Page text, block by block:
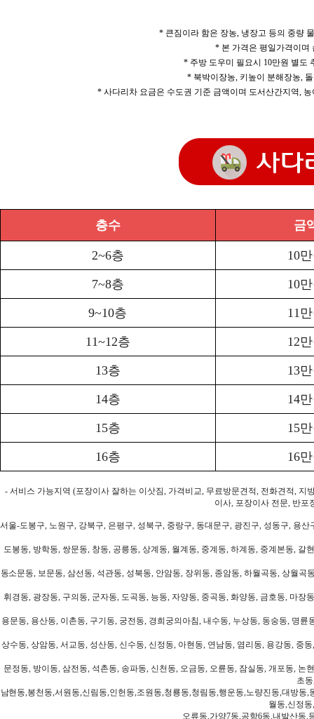
* 큰짐이라 함은 장농, 냉장고 등의 중량
* 본 가격은 평일가격이며
* 주방 도우미 필요시 10만원 별도
* 북박이장농, 키높이 분해장농,
* 사다리차 요금은 수도권 기준 금액이며 도서산간지역,
층수 금
2~6층 10
7~8층 10
9~10층 11
11~12층 12
13층 13
14층 14
15층 15
16층 16
- 서비스 가능지역 (포장이사 잘하는 이삿짐, 가격비교, 무료방문견적, 전화견적,
이사, 포장이사 전문, 반포
서울-도봉구, 노원구, 강북구, 은평구, 성북구, 중랑구, 동대문구, 광진구, 성동구, 용
도봉동, 방학동, 쌍문동, 창동, 공릉동, 상계동, 월계동, 중계동, 하계동, 중계본동,
동소문동, 보문동, 삼선동, 석관동, 성북동, 안암동, 장위동, 종암동, 하월곡동, 상월
휘경동, 광장동, 구의동, 군자동, 도곡동, 능동, 자양동, 중곡동, 화양동, 금호동, 마
용문동, 용산동, 이촌동, 구기동, 궁전동, 경희궁의아침, 내수동, 누상동, 동숭동, 명
상수동, 상암동, 서교동, 성산동, 신수동, 신정동, 아현동, 연남동, 염리동, 용강동, 중
문정동, 방이동, 삼전동, 석촌동, 송파동, 신천동, 오금동, 오륜동, 잠실동, 개포동,
초
남현동,봉천동,서원동,신림동,인헌동,조원동,청룡동,청림동,행운동,노량진동,대방
월동,신정
오류동,가양7동,공항6동,내발산동,